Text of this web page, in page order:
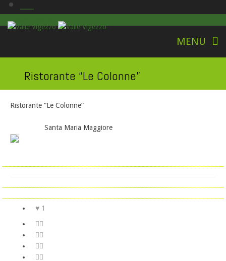
Ristorante “Le Colonne”
Ristorante “Le Colonne”
Santa Maria Maggiore
1